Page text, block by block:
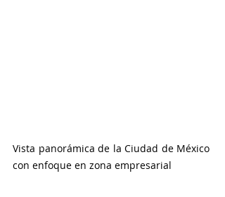
Vista panorámica de la Ciudad de México
con enfoque en zona empresarial